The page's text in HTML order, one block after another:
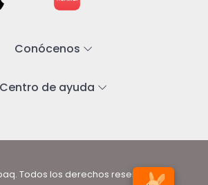
Conócenos
Centro de ayuda
Todos los derechos reservados.